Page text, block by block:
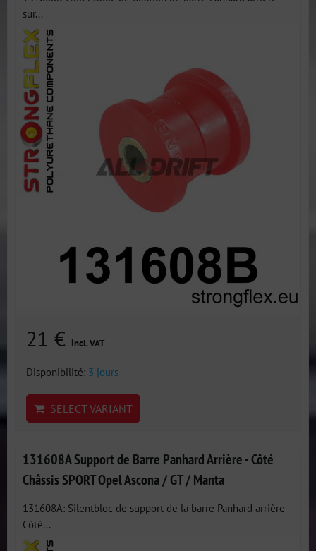
sur...
21 € incl. VAT
Disponibilité: 3 jours
SELECT VARIANT
131608A Support de Barre Panhard Arrière - Côté
Châssis SPORT Opel Ascona / GT / Manta
131608A: Silentbloc de support de la barre Panhard arrière -
Côté...